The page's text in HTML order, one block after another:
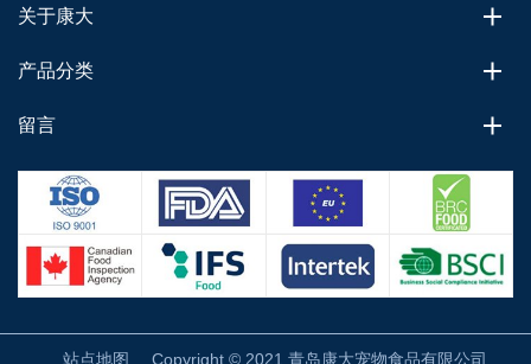
关于康大
产品分类
留言
站点地图 Copyright © 2021 青岛康大宠物食品有限公司